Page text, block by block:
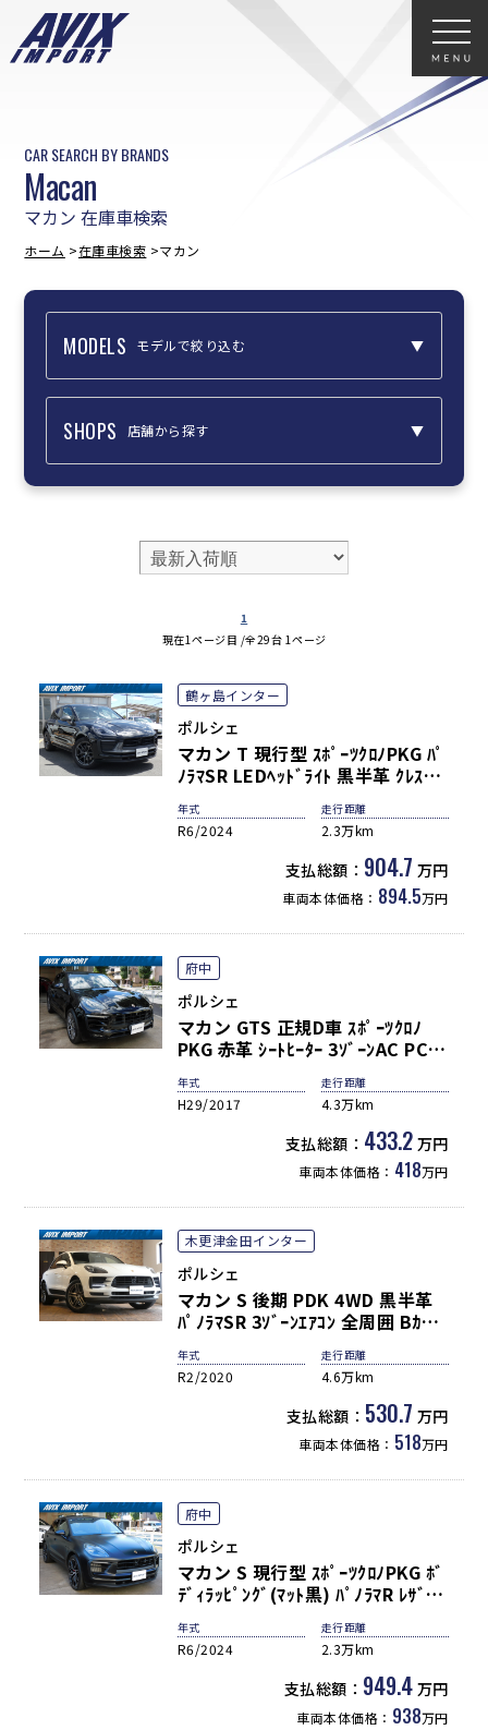
マカン 在庫車検索
CAR SEARCH BY BRANDS
Macan
ホーム 在庫車検索 マカン
MODELS モデルで絞り込む
SHOPS 店舗から探す
1
現在1ページ目 /全29台 1ページ
鶴ヶ島インター
ポルシェ
マカン T 現行型 ｽﾎﾟｰﾂｸﾛﾉPKG ﾊﾟ
ﾉﾗﾏSR LEDﾍｯﾄﾞﾗｲﾄ 黒半革 ｸﾚｽﾄｴ
ﾝﾎﾞｽﾍｯﾄﾞﾚｽﾄ GTｽﾃｱﾘﾝｸﾞ ｼｰﾄﾋｰﾀｰ
3ｿﾞｰﾝAC LDW&LCA PCMﾅﾋﾞ 全
周ｶﾒﾗ&PAS ACC ｺﾝﾌｫｰﾄA PASM
ｽﾎﾟｰﾂﾃｰﾙﾊﾟｲﾌﾟ 純正20AW 禁煙
正規D車 新車保証
年式
R6/2024
走行距離
2.3万km
支払総額： 904.7 万円
車両本体価格： 894.5万円
府中
ポルシェ
マカン GTS 正規D車 ｽﾎﾟｰﾂｸﾛﾉ
PKG 赤革 ｼｰﾄﾋｰﾀｰ 3ｿﾞｰﾝAC PCM
&LDW ﾊﾞｲｷｾﾉﾝHL(PDLS付) ｽﾎﾟｰ
ﾂｴｸﾞｿﾞｰｽﾄ PASM 赤ｷｬﾘﾊﾟｰ 純正
年式
H29/2017
走行距離
4.3万km
支払総額： 433.2 万円
車両本体価格： 418万円
木更津金田インター
ポルシェ
マカン S 後期 PDK 4WD 黒半革
ﾊﾟﾉﾗﾏSR 3ｿﾞｰﾝｴｱｺﾝ 全周囲 Bｶﾒﾗ
PCMﾅﾋﾞ PAS ACC LKA LCA ﾊﾟﾜｰ
ｼｰﾄ ｼｰﾄﾋｰﾀｰ ﾏﾙﾁﾌｧﾝｸｼｮﾝｽﾃｱﾘﾝｸﾞ
ﾎﾟﾙｼｪｴﾝﾄﾘ-D AppleCarPlay 電
動ﾃｰﾙｹﾞｰﾄ ﾏｶﾝS20ｲﾝﾁAW
年式
R2/2020
走行距離
4.6万km
支払総額： 530.7 万円
車両本体価格： 518万円
府中
ポルシェ
マカン S 現行型 ｽﾎﾟｰﾂｸﾛﾉPKG ﾎﾞ
ﾃﾞｨﾗｯﾋﾟﾝｸﾞ(ﾏｯﾄ黒) ﾊﾟﾉﾗﾏR ﾚｻﾞｰ
PKG 黒革 全席ｼｰﾄﾋｰﾀｰ ｶｰﾎﾞﾝｲﾝﾃﾘ
ｱ PCMﾅﾋﾞ BOSE 全周C＆ﾊﾟｰｷﾝｸﾞ
A＆PAS ACC＆LCA＆LKA LEDﾍｯ
ﾄﾞﾗｲﾄ(PDLSﾌﾟﾗｽ) ｺﾝﾌｫｰﾄA PASM
ｴｱｻｽ 赤ｷｬﾘﾊﾟｰ 純正21AW 禁煙 1ｵ
年式
R6/2024
走行距離
2.3万km
支払総額： 949.4 万円
車両本体価格： 938万円